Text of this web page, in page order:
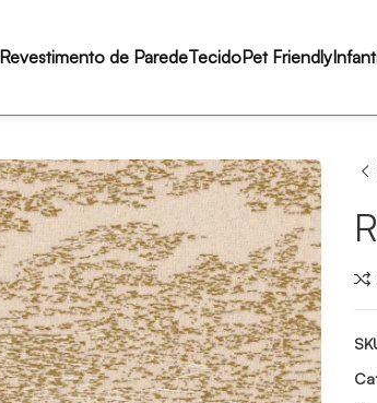
Revestimento de ParedeTecidoPet Friendly